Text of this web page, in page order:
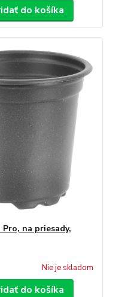
do košíka
na priesady,
Nie je skladom
do košíka